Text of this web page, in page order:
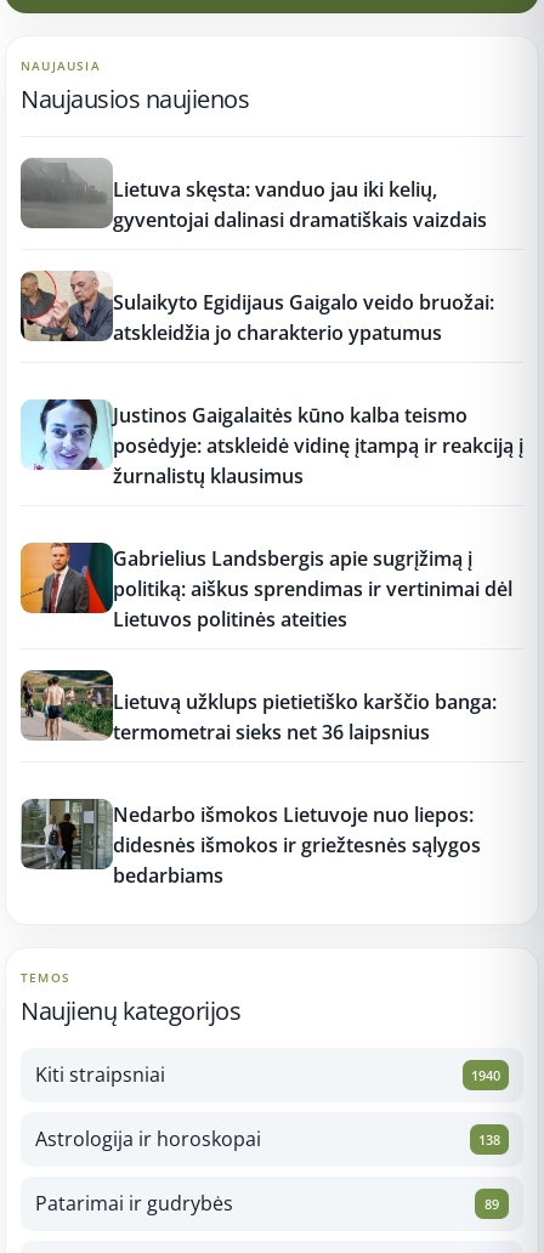
NAUJAUSIA
Naujausios naujienos
Lietuva skęsta: vanduo jau iki kelių,
gyventojai dalinasi dramatiškais vaizdais
Sulaikyto Egidijaus Gaigalo veido bruožai:
atskleidžia jo charakterio ypatumus
Justinos Gaigalaitės kūno kalba teismo
posėdyje: atskleidė vidinę įtampą ir reakciją į
žurnalistų klausimus
Gabrielius Landsbergis apie sugrįžimą į
politiką: aiškus sprendimas ir vertinimai dėl
Lietuvos politinės ateities
Lietuvą užklups pietietiško karščio banga:
termometrai sieks net 36 laipsnius
Nedarbo išmokos Lietuvoje nuo liepos:
didesnės išmokos ir griežtesnės sąlygos
bedarbiams
TEMOS
Naujienų kategorijos
Kiti straipsniai 1940
Astrologija ir horoskopai 138
Patarimai ir gudrybės 89